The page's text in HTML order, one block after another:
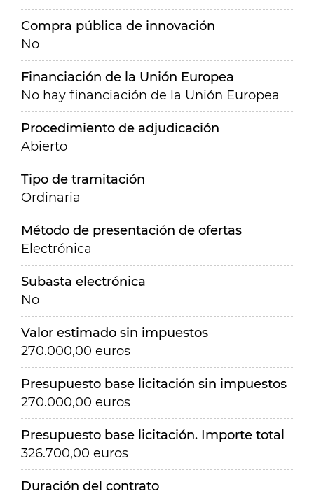
Compra pública de innovación
No
Financiación de la Unión Europea
No hay financiación de la Unión Europea
Procedimiento de adjudicación
Abierto
Tipo de tramitación
Ordinaria
Método de presentación de ofertas
Electrónica
Subasta electrónica
No
Valor estimado sin impuestos
270.000,00 euros
Presupuesto base licitación sin impuestos
270.000,00 euros
Presupuesto base licitación. Importe total
326.700,00 euros
Duración del contrato